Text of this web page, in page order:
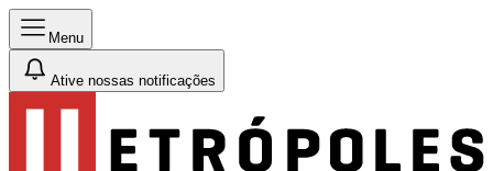
Menu
Ative nossas notificações